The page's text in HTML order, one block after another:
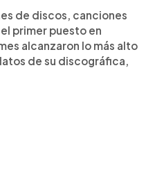
de discos, canciones
primer puesto en
alcanzaron lo más alto
de su discográfica,